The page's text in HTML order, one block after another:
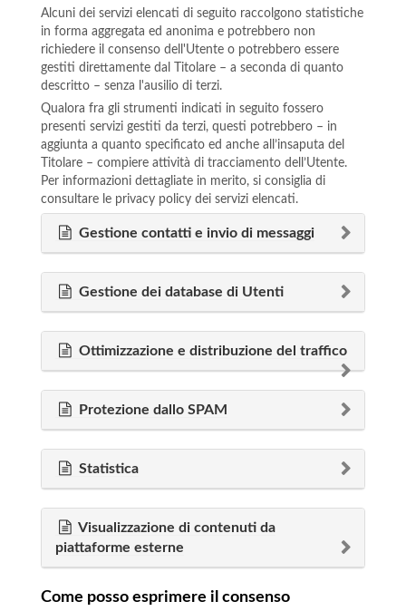
Alcuni dei servizi elencati di seguito raccolgono statistiche
in forma aggregata ed anonima e potrebbero non
richiedere il consenso dell'Utente o potrebbero essere
gestiti direttamente dal Titolare – a seconda di quanto
descritto – senza l'ausilio di terzi.
Qualora fra gli strumenti indicati in seguito fossero
presenti servizi gestiti da terzi, questi potrebbero – in
aggiunta a quanto specificato ed anche all’insaputa del
Titolare – compiere attività di tracciamento dell’Utente.
Per informazioni dettagliate in merito, si consiglia di
consultare le privacy policy dei servizi elencati.
Gestione contatti e invio di messaggi
Gestione dei database di Utenti
Ottimizzazione e distribuzione del traffico
Protezione dallo SPAM
Statistica
Visualizzazione di contenuti da
piattaforme esterne
Come posso esprimere il consenso